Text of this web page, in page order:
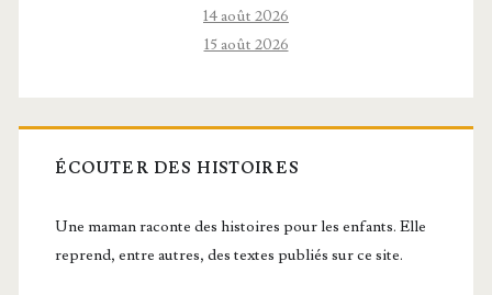
14 août 2026
15 août 2026
ÉCOUTER DES HISTOIRES
Une maman raconte des histoires pour les enfants. Elle
reprend, entre autres, des textes publiés sur ce site.